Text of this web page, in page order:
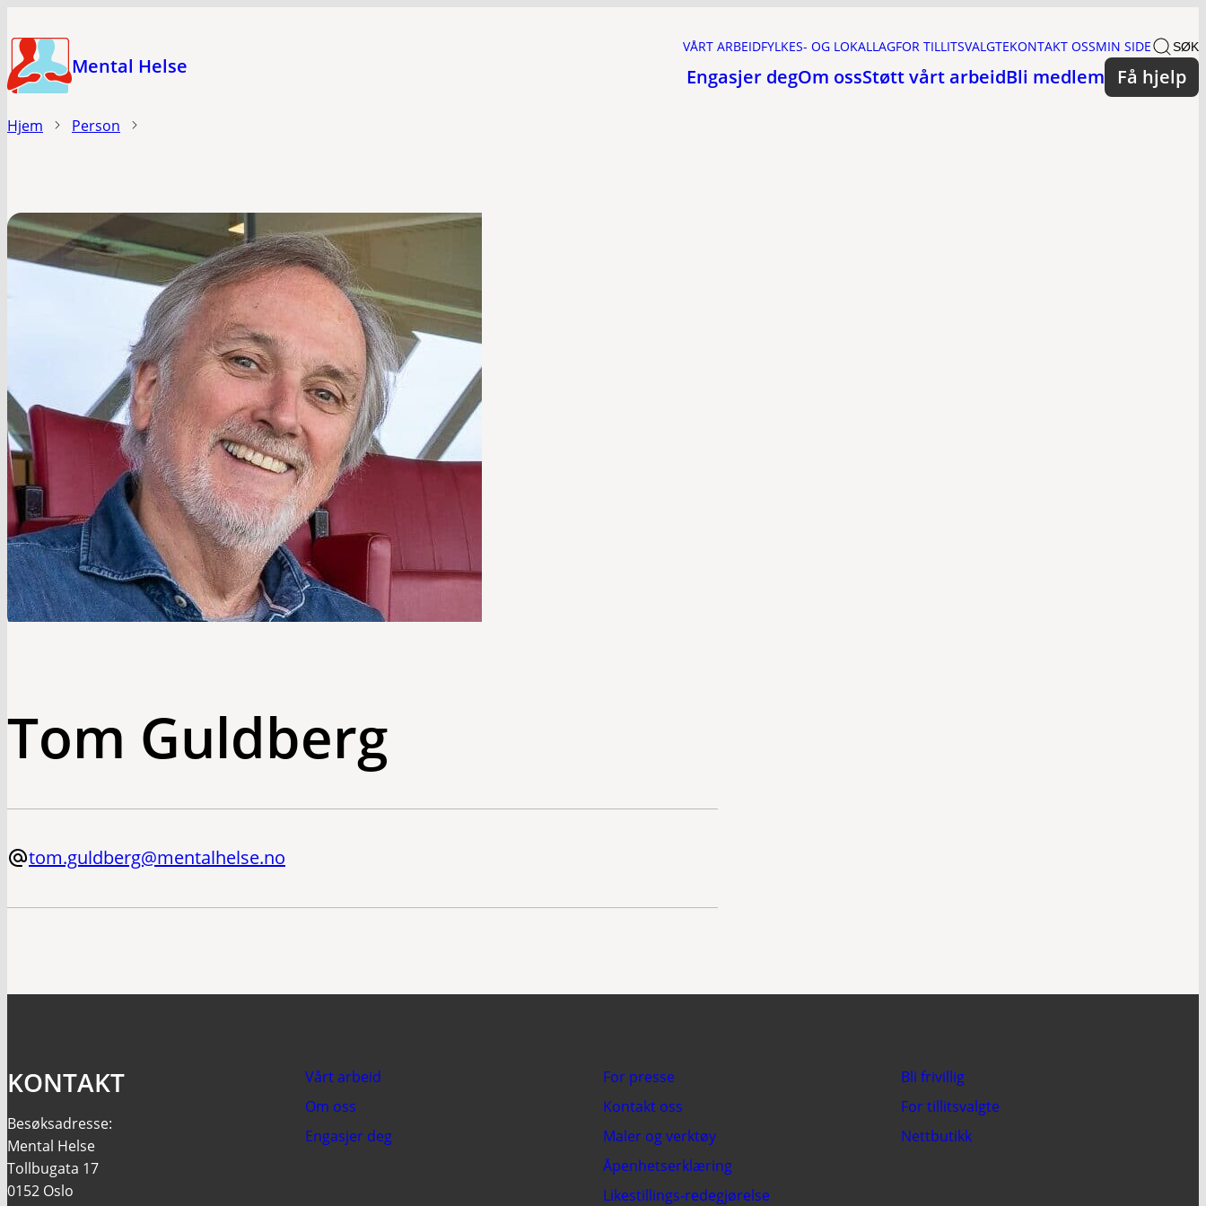
til
hovedinnholdMental Helse
VÅRT ARBEIDFYLKES- OG LOKALLAGFOR TILLITSVALGTEKONTAKT OSSMIN SIDE SØK
Engasjer degOm ossStøtt vårt arbeidBli medlem Få hjelp
Hjem Person
Tom Guldberg
tom.guldberg@mentalhelse.no
KONTAKT
Besøksadresse:
Mental Helse
Tollbugata 17
0152 Oslo
Vårt arbeid
Om oss
Engasjer deg
For presse
Kontakt oss
Maler og verktøy
Åpenhetserklæring
Likestillings-redegjørelse
Bli frivillig
For tillitsvalgte
Nettbutikk